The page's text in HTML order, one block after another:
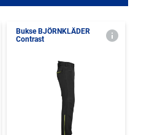
Bukse BJÖRNKLÄDER
Contrast